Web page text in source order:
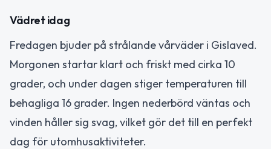
Vädret idag
Fredagen bjuder på strålande vårväder i Gislaved.
Morgonen startar klart och friskt med cirka 10
grader, och under dagen stiger temperaturen till
behagliga 16 grader. Ingen nederbörd väntas och
vinden håller sig svag, vilket gör det till en perfekt
dag för utomhusaktiviteter.